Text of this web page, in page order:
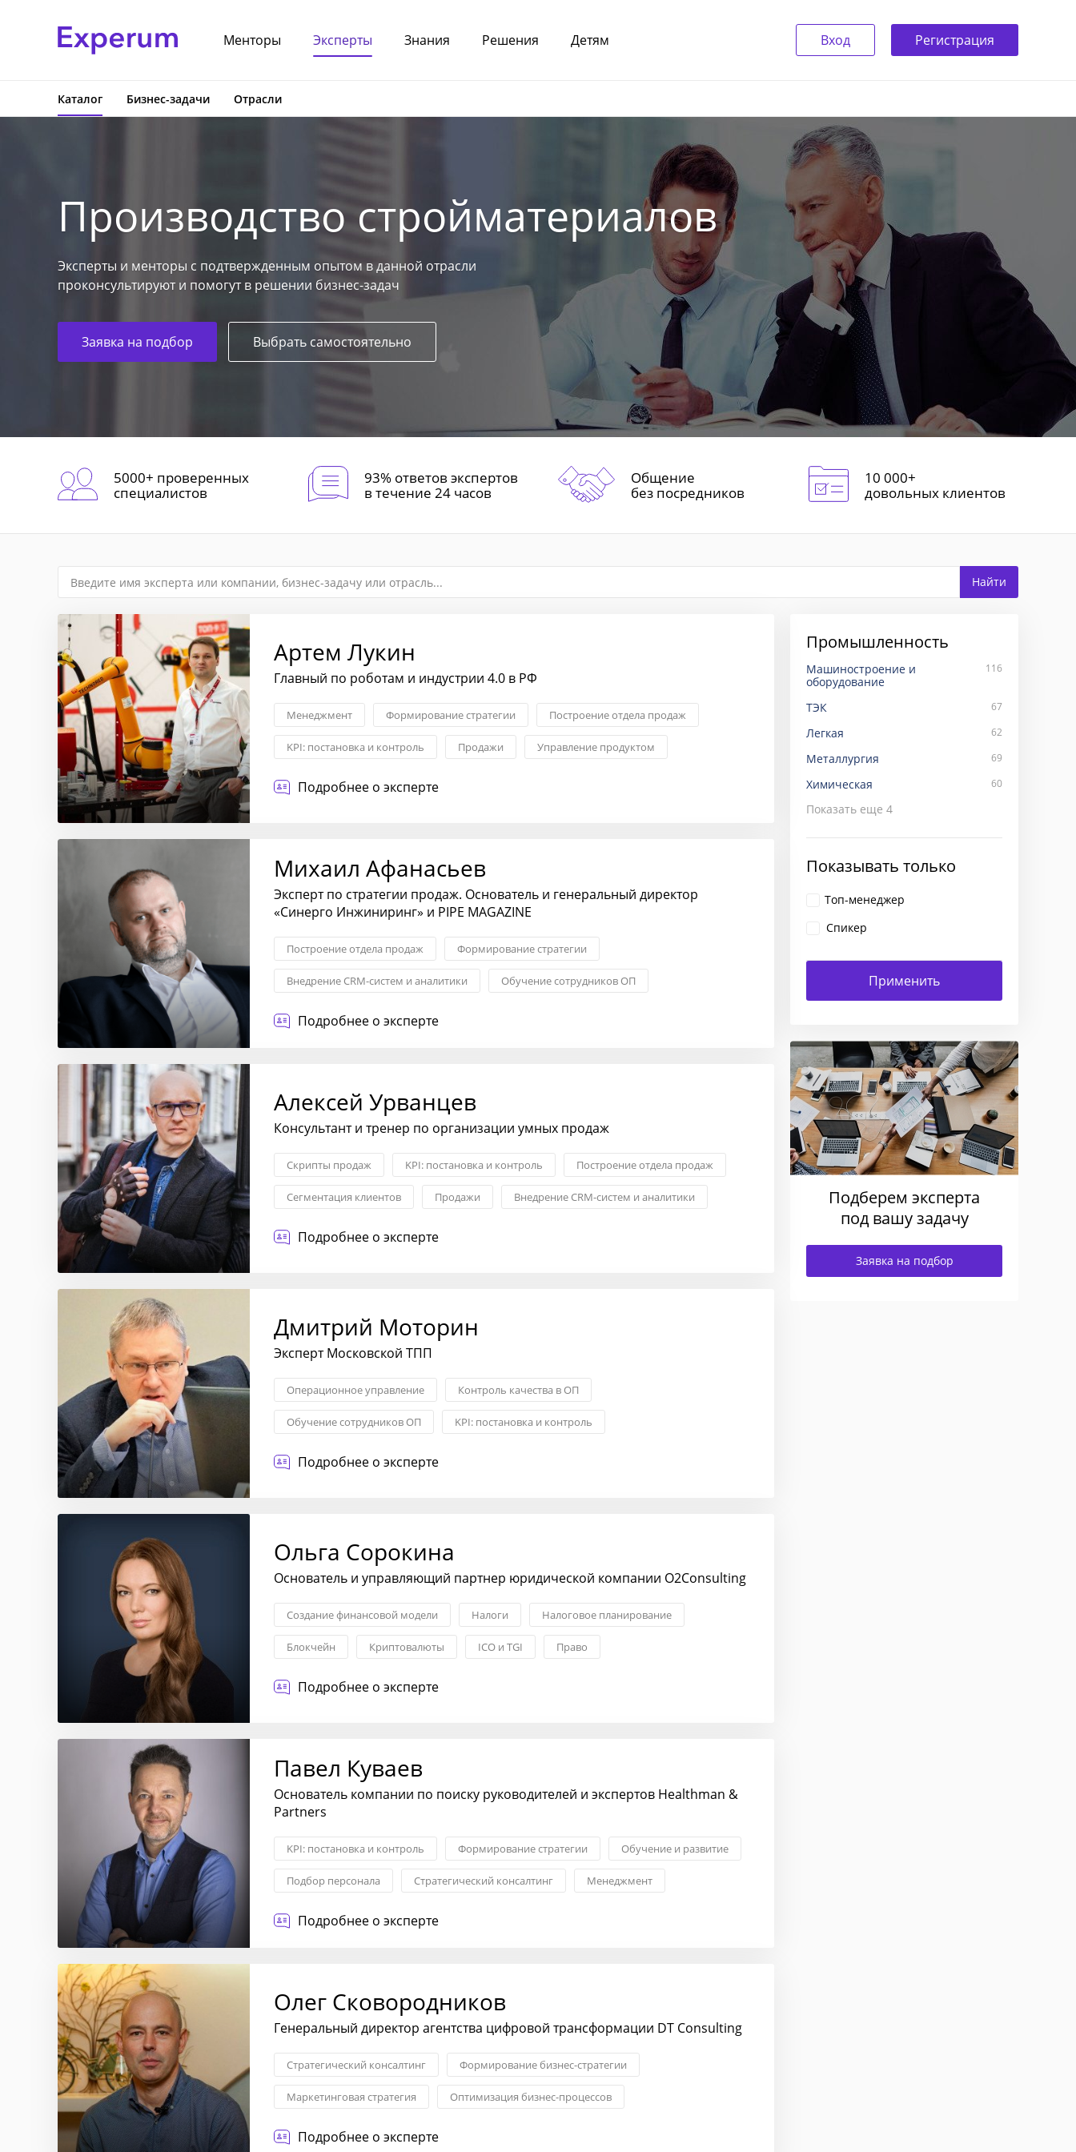
Менторы Эксперты Знания Решения Детям Вход Регистрация
Каталог Бизнес-задачи Отрасли
Производство стройматериалов
Эксперты и менторы с подтвержденным опытом в данной отрасли
проконсультируют и помогут в решении бизнес-задач
Заявка на подбор Выбрать самостоятельно
5000+ проверенных
специалистов
93% ответов экспертов
в течение 24 часов
Общение
без посредников
10 000+
довольных клиентов
Артем Лукин
Главный по роботам и индустрии 4.0 в РФ
Менеджмент Формирование стратегии Построение отдела продаж
KPI: постановка и контроль Продажи Управление продуктом
Операционное управление
Подробнее о эксперте
Михаил Афанасьев
Эксперт по стратегии продаж. Основатель и генеральный директор
«Синерго Инжиниринг» и PIPE MAGAZINE
Построение отдела продаж Формирование стратегии
Внедрение CRM-систем и аналитики Обучение сотрудников ОП
Контроль качества в ОП
Подробнее о эксперте
Алексей Урванцев
Консультант и тренер по организации умных продаж
Скрипты продаж KPI: постановка и контроль Построение отдела продаж
Сегментация клиентов Продажи Внедрение CRM-систем и аналитики
Диагностика воронки и ОП
Подробнее о эксперте
Дмитрий Моторин
Эксперт Московской ТПП
Операционное управление Контроль качества в ОП
Обучение сотрудников ОП KPI: постановка и контроль
Построение отдела продаж
Подробнее о эксперте
Ольга Сорокина
Основатель и управляющий партнер юридической компании О2Consulting
Создание финансовой модели Налоги Налоговое планирование
Блокчейн Криптовалюты ICO и TGI Право
Подробнее о эксперте
Павел Куваев
Основатель компании по поиску руководителей и экспертов Healthman &
Partners
KPI: постановка и контроль Формирование стратегии Обучение и развитие
Подбор персонала Стратегический консалтинг Менеджмент
Личностный рост и карьера
Подробнее о эксперте
Олег Сковородников
Генеральный директор агентства цифровой трансформации DT Consulting
Стратегический консалтинг Формирование бизнес-стратегии
Маркетинговая стратегия Оптимизация бизнес-процессов
Трансформация бизнеса
Подробнее о эксперте
Промышленность
Машиностроение и
оборудование
116
ТЭК 67
Легкая 62
Металлургия 69
Химическая 60
Показать еще 4
Показывать только
Топ-менеджер
Спикер
Подберем эксперта
под вашу задачу
Заявка на подбор